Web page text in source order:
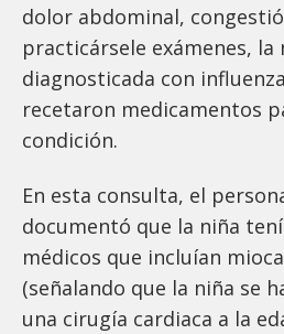
dolor abdominal,
practicársele exámenes, la
diagnosticada con
recetaron medicamentos
condición.
En esta consulta, el
documentó que la niña
médicos que incluían
(señalando que la niña se
una cirugía cardiaca a la